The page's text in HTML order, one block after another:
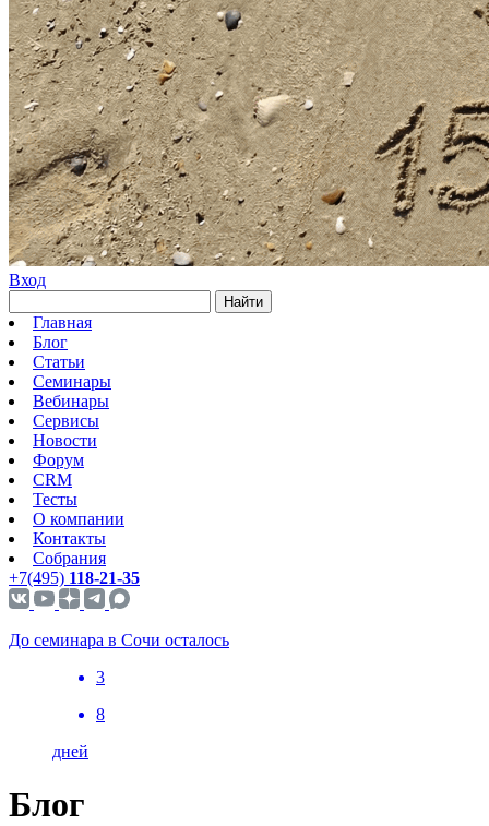
Вход
Найти
Главная
Блог
Статьи
Семинары
Вебинары
Сервисы
Новости
Форум
CRM
Тесты
О компании
Контакты
Собрания
+7(495) 118-21-35
До семинара в Сочи осталось
3
8
дней
Блог